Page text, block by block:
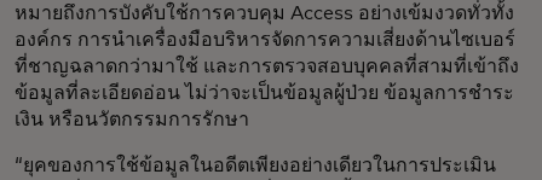
หมายถึงการบังคับใช้การควบคุม Access อย่างเข้มงวดทั่วทั้ง
องค์กร การนำเครื่องมือบริหารจัดการความเสี่ยงด้านไซเบอร์
ที่ชาญฉลาดกว่ามาใช้ และการตรวจสอบบุคคลที่สามที่เข้าถึง
ข้อมูลที่ละเอียดอ่อน ไม่ว่าจะเป็นข้อมูลผู้ป่วย ข้อมูลการชำระ
เงิน หรือนวัตกรรมการรักษา
“ยุคของการใช้ข้อมูลในอดีตเพียงอย่างเดียวในการประเมิน